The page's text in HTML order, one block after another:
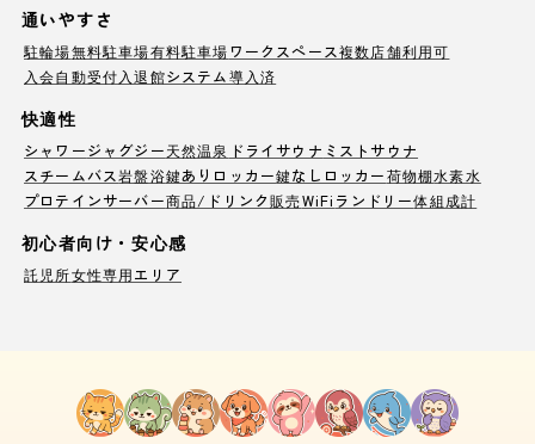
通いやすさ
駐輪場無料駐車場有料駐車場ワークスペース複数店舗利用可
入会自動受付 入退館システム導入済
快適性
シャワージャグジー天然温泉 ドライサウナ ミストサウナ
スチームバス岩盤浴鍵ありロッカー鍵なしロッカー荷物棚水素水
プロテインサーバー商品/ドリンク販売WiFi ランドリー体組成計
初心者向け・安心感
託児所女性専用エリア